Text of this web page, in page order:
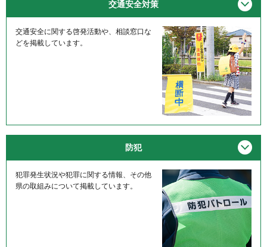
交通安全対策
交通安全に関する啓発活動や、相談窓口な
どを掲載しています。
防犯
犯罪発生状況や犯罪に関する情報、その他
県の取組みについて掲載しています。